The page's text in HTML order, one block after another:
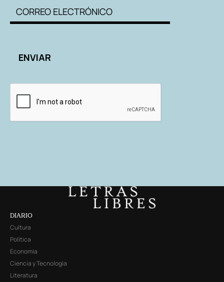
DIARIO
Cultura
Política
Economía
Ciencia y Tecnología
Literatura